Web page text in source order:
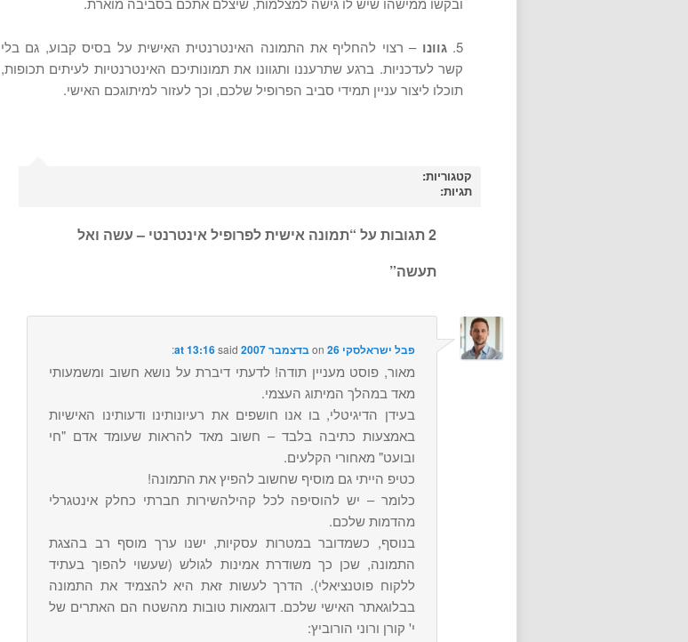
5. גוונו– רצוי להחליף את התמונה האינטרנטית האישית על בסיס קבוע, גם בלי
קשר לעדכניות. ברגע שתרעננו ותגוונו את תמונותיכם האינטרנטיות לעיתים תכופות,
תוכלו ליצור עניין תמידי סביב הפרופיל שלכם, וכך לעזור למיתוגכם האישי.
קטגוריות:
תגיות:
2 תגובות על “
תמונה אישית לפרופיל אינטרנטי – עשה ואל
תעשה”
פבל ישראלסקי on26 בדצמבר 2007 at 13:16 said:
מאור, פוסט מעניין תודה! לדעתי דיברת על נושא חשוב ומשמעותי
מאד במהלך המיתוג העצמי.
בעידן הדיגיטלי, בו אנו חושפים את רעיונותינו ודעותינו האישיות
באמצעות כתיבה בלבד – חשוב מאד להראות שעומד אדם "חי
ובועט" מאחורי הקלעים.
כטיפ הייתי גם מוסיף שחשוב להפיץ את התמונה!
כלומר – יש להוסיפה לכל קהילהשירות חברתי כחלק אינטגרלי
מהדמות שלכם.
בנוסף, כשמדובר במטרות עסקיות, ישנו ערך מוסף רב בהצגת
התמונה, שכן כך משודרת אמינות לגולש (שעשוי להפוך בעתיד
ללקוח פוטנציאלי). הדרך לעשות זאת היא להצמיד את התמונה
בבלוגאתר האישי שלכם. דוגמאות טובות מהשטח הם האתרים של
י' קורן ורוני הורוביץ: